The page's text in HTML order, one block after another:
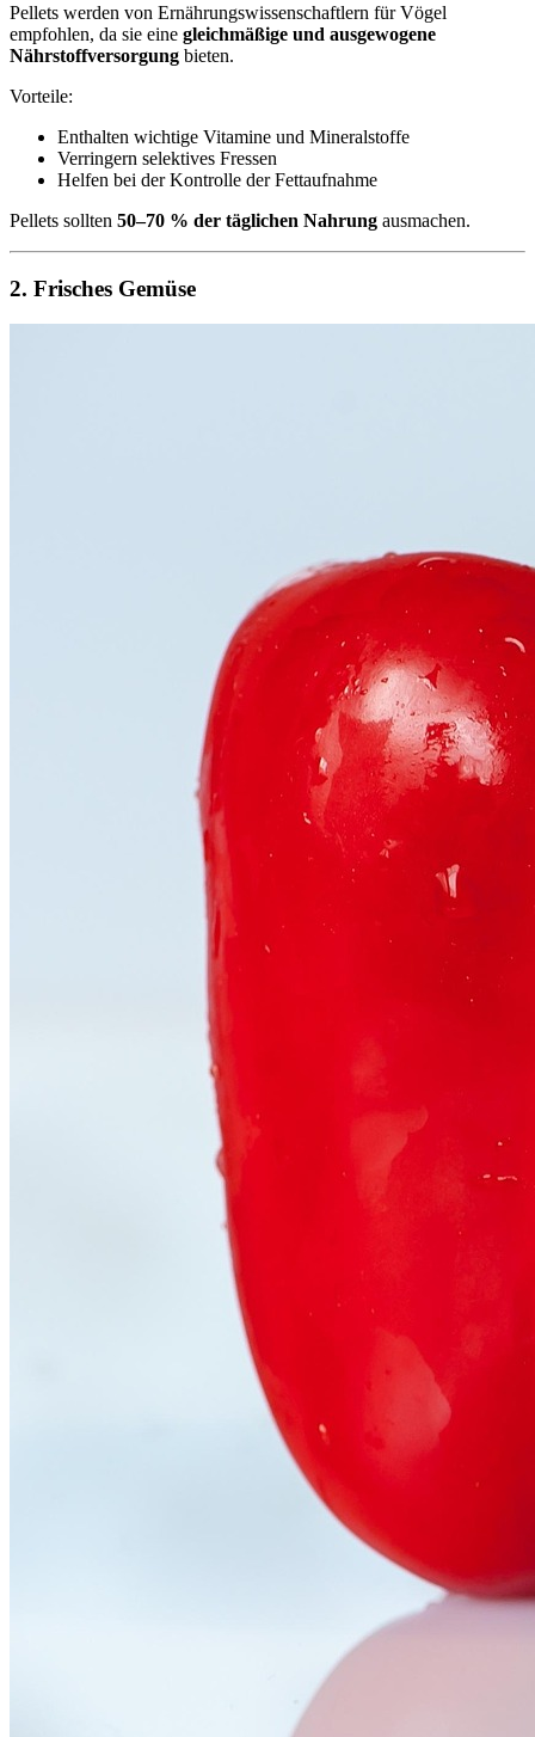
Pellets werden von Ernährungswissenschaftlern für Vögel
empfohlen, da sie eine gleichmäßige und ausgewogene
Nährstoffversorgung bieten.
Vorteile:
Enthalten wichtige Vitamine und Mineralstoffe
Verringern selektives Fressen
Helfen bei der Kontrolle der Fettaufnahme
Pellets sollten 50–70 % der täglichen Nahrung ausmachen.
2. Frisches Gemüse